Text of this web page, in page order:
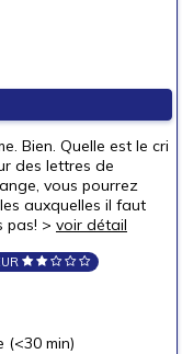
Bien. Quelle est le cri
des lettres de
vous pourrez
auxquelles il faut
pas! > voir détail
(<30 min)